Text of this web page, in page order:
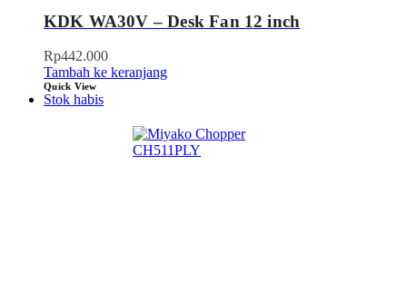
KDK WA30V – Desk Fan 12 inch
Rp442.000
Tambah ke keranjang
Quick View
Stok habis